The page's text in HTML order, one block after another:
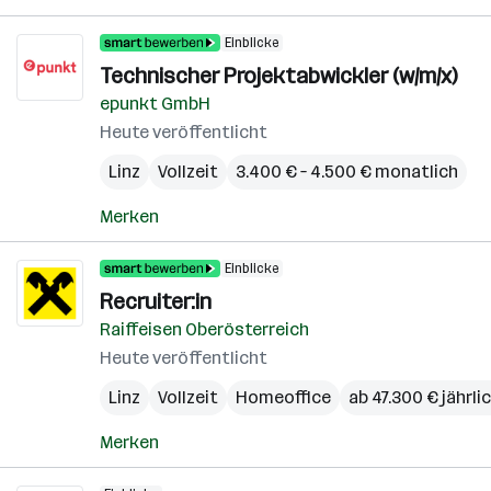
Einblicke
Technischer Projektabwickler (w/m/x)
epunkt GmbH
Heute veröffentlicht
Linz
Vollzeit 3.400 € – 4.500 € monatlich
Merken
Einblicke
Recruiter:in
Raiffeisen Oberösterreich
Heute veröffentlicht
Linz
Vollzeit Homeoffice ab 47.300 €
Merken